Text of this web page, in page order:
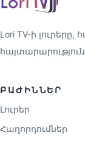
Lori TV-ի լուրերը,
ԲԱԺԻՆՆԵՐ
Լուրեր
Հաղորդումներ